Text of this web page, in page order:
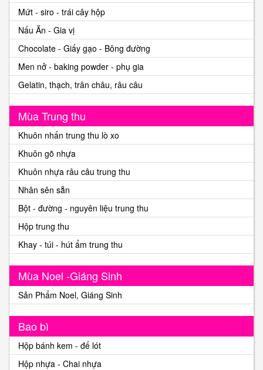
Mứt - siro - trái cây hộp
Nấu Ăn - Gia vị
Chocolate - Giấy gạo - Bông đường
Men nở - baking powder - phụ gia
Gelatin, thạch, trân châu, râu câu
Mùa Trung thu
Khuôn nhấn trung thu lò xo
Khuôn gõ nhựa
Khuôn nhựa râu câu trung thu
Nhân sên sẵn
Bột - đường - nguyên liệu trung thu
Hộp trung thu
Khay - túi - hút ẩm trung thu
Mùa Noel -Giáng Sinh
Sản Phẩm Noel, Giáng Sinh
Bao bì
Hộp bánh kem - đế lót
Hộp nhựa - Chai nhựa